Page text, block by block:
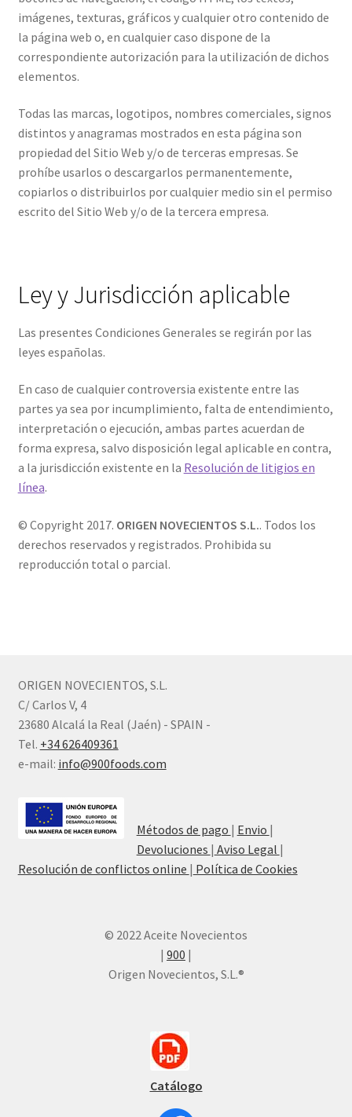
imágenes, texturas, gráficos y cualquier otro contenido de
la página web o, en cualquier caso dispone de la
correspondiente autorización para la utilización de dichos
elementos.
Todas las marcas, logotipos, nombres comerciales, signos
distintos y anagramas mostrados en esta página son
propiedad del Sitio Web y/o de terceras empresas. Se
prohíbe usarlos o descargarlos permanentemente,
copiarlos o distribuirlos por cualquier medio sin el permiso
escrito del Sitio Web y/o de la tercera empresa.
Ley y Jurisdicción aplicable
Las presentes Condiciones Generales se regirán por las
leyes españolas.
En caso de cualquier controversia existente entre las
partes ya sea por incumplimiento, falta de entendimiento,
interpretación o ejecución, ambas partes acuerdan de
forma expresa, salvo disposición legal aplicable en contra,
a la jurisdicción existente en la Resolución de litigios en
línea.
© Copyright 2017. ORIGEN NOVECIENTOS S.L.. Todos los
derechos reservados y registrados. Prohibida su
reproducción total o parcial.
ORIGEN NOVECIENTOS, S.L.
C/ Carlos V, 4
23680 Alcalá la Real (Jaén) - SPAIN -
Tel. +34 626409361
e-mail: info@900foods.com
Métodos de pago | Envio |
Devoluciones | Aviso Legal |
Resolución de conflictos online | Política de Cookies
© 2022 Aceite Novecientos
| 900 |
Origen Novecientos, S.L.®
Catálogo